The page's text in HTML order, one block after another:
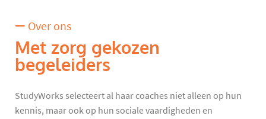
Over ons
Met zorg gekozen
begeleiders
StudyWorks selecteert al haar coaches niet alleen op hun
kennis, maar ook op hun sociale vaardigheden en